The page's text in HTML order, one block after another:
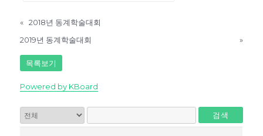
« 2018년 동계학술대회
2019년 동계학술대회
»
목록보기
Powered by KBoard
검색